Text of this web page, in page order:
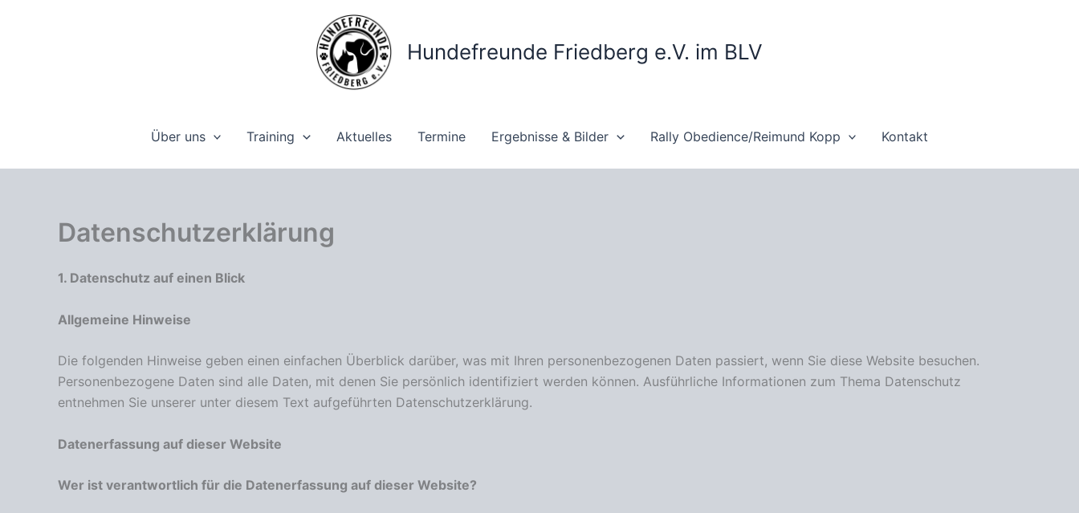
Hundefreunde Friedberg e.V. im BLV
Über uns Training Aktuelles Termine Ergebnisse & Bilder Rally Obedience/Reimund Kopp Kontakt
Datenschutzerklärung
1. Datenschutz auf einen Blick
Allgemeine Hinweise
Die folgenden Hinweise geben einen einfachen Überblick darüber, was mit Ihren personenbezogenen Daten passiert, wenn Sie diese Website besuchen.
Personenbezogene Daten sind alle Daten, mit denen Sie persönlich identifiziert werden können. Ausführliche Informationen zum Thema Datenschutz
entnehmen Sie unserer unter diesem Text aufgeführten Datenschutzerklärung.
Datenerfassung auf dieser Website
Wer ist verantwortlich für die Datenerfassung auf dieser Website?